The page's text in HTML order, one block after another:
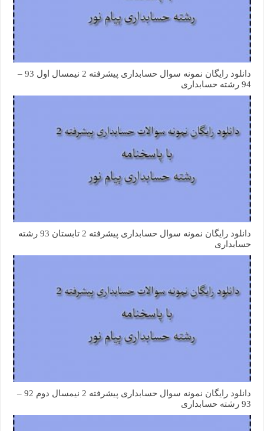
دانلود رایگان نمونه سوال حسابداری پیشرفته 2 نیمسال اول 93 –
94 رشته حسابداری
دانلود رایگان نمونه سوال حسابداری پیشرفته 2 تابستان 93 رشته
حسابداری
دانلود رایگان نمونه سوال حسابداری پیشرفته 2 نیمسال دوم 92 –
93 رشته حسابداری